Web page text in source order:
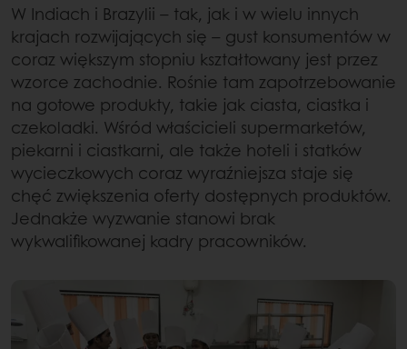
W Indiach i Brazylii – tak, jak i w wielu innych
krajach rozwijających się – gust konsumentów w
coraz większym stopniu kształtowany jest przez
wzorce zachodnie. Rośnie tam zapotrzebowanie
na gotowe produkty, takie jak ciasta, ciastka i
czekoladki. Wśród właścicieli supermarketów,
piekarni i ciastkarni, ale także hoteli i statków
wycieczkowych coraz wyraźniejsza staje się
chęć zwiększenia oferty dostępnych produktów.
Jednakże wyzwanie stanowi brak
wykwalifikowanej kadry pracowników.